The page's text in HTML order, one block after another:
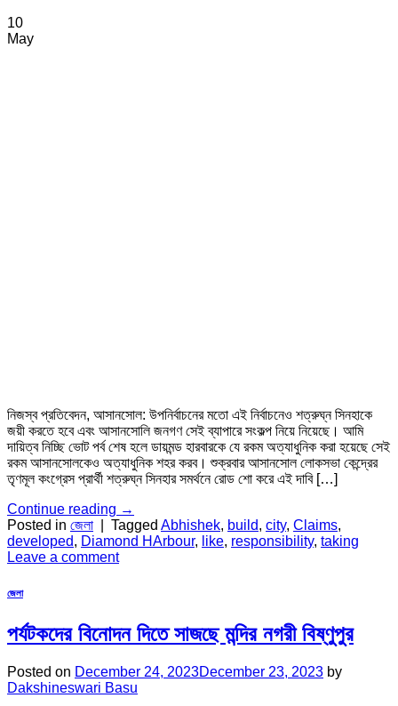
10
May
নিজস্ব প্রতিবেদন, আসানসোল: উপনির্বাচনের মতো এই নির্বাচনেও শত্রুঘ্ন সিনহাকে
জয়ী করতে হবে এবং আসানসোলি জনগণ সেই ব্যাপারে সংকল্প নিয়ে নিয়েছে। আমি
দায়িত্ব নিচ্ছি ভোট পর্ব শেষ হলে ডায়মন্ড হারবারকে যে রকম অত্যাধুনিক করা হয়েছে সেই
রকম আসানসোলকেও অত্যাধুনিক শহর করব। শুক্রবার আসানসোল লোকসভা কেন্দ্রের
তৃণমূল কংগ্রেস প্রার্থী শত্রুঘ্ন সিনহার সমর্থনে রোড শো করে এই দাবি […]
Continue reading →
Posted in জেলা Tagged Abhishek, build, city, Claims,
developed, Diamond HArbour, like, responsibility, taking
Leave a comment
জেলা
পর্যটকদের বিনোদন দিতে সাজছে মন্দির নগরী বিষ্ণুপুর
Posted on December 24, 2023December 23, 2023 by
Dakshineswari Basu